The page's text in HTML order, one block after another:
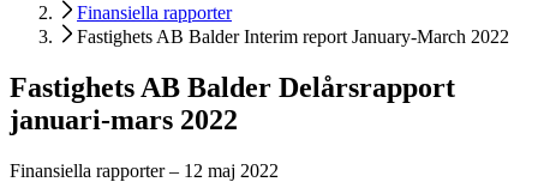
Finansiella rapporter
Fastighets AB Balder Interim report January-March 2022
Fastighets AB Balder Delårsrapport
januari-mars 2022
Finansiella rapporter– 12 maj 2022